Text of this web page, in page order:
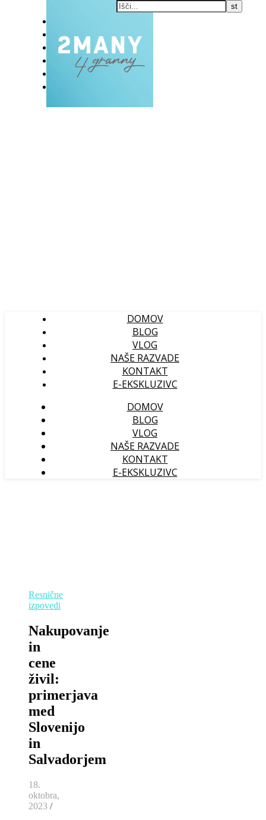
BLOG
VLOG
NAŠE RAZVADE
KONTAKT
DOMOV
BLOG
VLOG
NAŠE RAZVADE
KONTAKT
E-EKSKLUZIVC
DOMOV
BLOG
VLOG
NAŠE RAZVADE
KONTAKT
E-EKSKLUZIVC
Resnične
izpovedi
Nakupovanje
in
cene
živil:
primerjava
med
Slovenijo
in
Salvadorjem
18.
oktobra,
2023 /